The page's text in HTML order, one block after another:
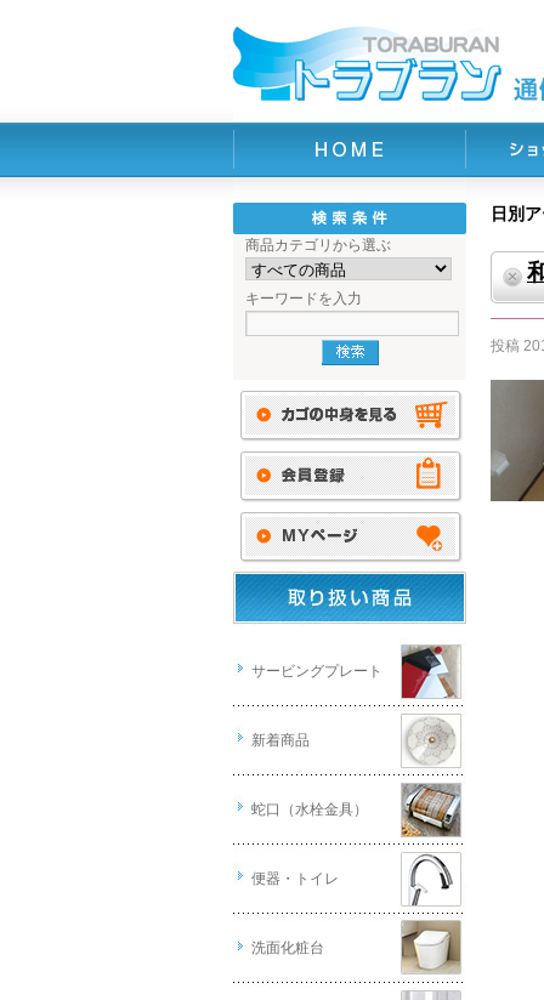
サービングプレート
新着商品
蛇口（水栓金具）
便器・トイレ
洗面化粧台
商品カテゴリから選ぶ
キーワードを入力
日別
投稿